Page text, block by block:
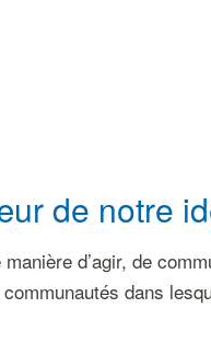
de notre
d’agir, de
dans